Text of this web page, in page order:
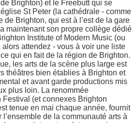
Brighton) et le Freebutt qui se
St Peter (la cathédrale - comme
de Brighton, qui est à l’est de la gare
maintenant son propre collège dédié
Institute of Modern Music (ou
alors attendez - vous à voir une liste
qui en fait de la région de Brighton.
les arts de la scène plus large est
théâtres bien établies à Brighton et
et avant garde productions mis
plus loin. La renommée
(et connexes Brighton
tenue en mai chaque année, fournit
de la communauté arts à